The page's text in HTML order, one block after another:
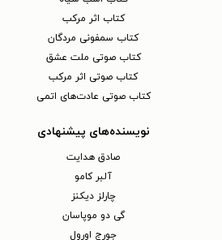
کتاب اثر مرکب
کتاب سمفونی مردگان
کتاب صوتی ملت عشق
کتاب صوتی اثر مرکب
کتاب صوتی عادت‌های اتمی
نویسنده‌های پیشنهادی
صادق هدایت
آلبر کامو
چارلز دیکنز
گی دو موپاسان
جورج اورول